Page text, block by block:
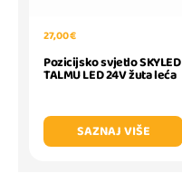
27,00 €
Pozicijsko svjetlo SKYLED
TALMU LED 24V žuta leća
SAZNAJ VIŠE